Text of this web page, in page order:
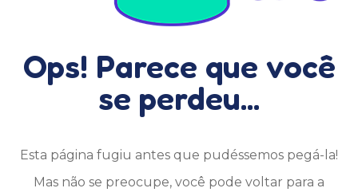
Ops! Parece que você
se perdeu...
Esta página fugiu antes que pudéssemos pegá-la!
Mas não se preocupe, você pode voltar para a